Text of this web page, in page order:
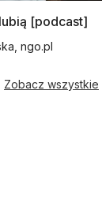
[podcast]
ngo.pl
Zobacz wszystkie